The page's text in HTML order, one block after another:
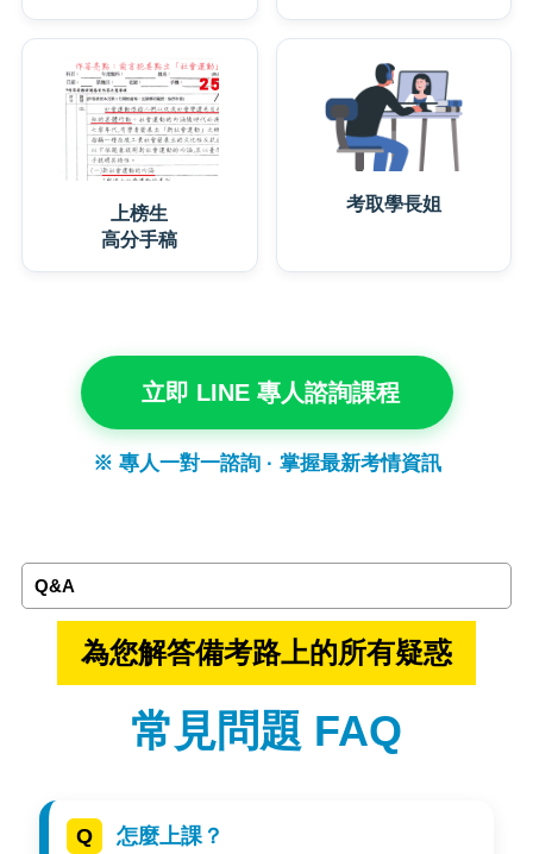
上榜生
高分手稿
考取學長姐
立即 LINE 專人諮詢課程
※ 專人一對一諮詢 · 掌握最新考情資訊
Q&A
為您解答備考路上的所有疑惑
常見問題 FAQ
怎麼上課？